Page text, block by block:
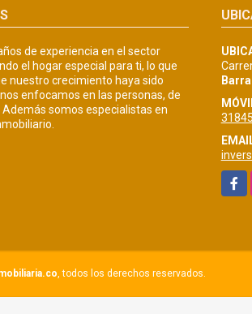
de experiencia en el sector
el hogar especial para ti, lo que
nuestro crecimiento haya sido
enfocamos en las personas, de
somos especialistas en
, todos los derechos reservados.